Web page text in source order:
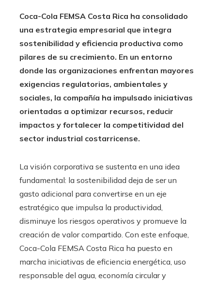
Coca-Cola FEMSA Costa Rica ha consolidado
una estrategia empresarial que integra
sostenibilidad y eficiencia productiva como
pilares de su crecimiento. En un entorno
donde las organizaciones enfrentan mayores
exigencias regulatorias, ambientales y
sociales, la compañía ha impulsado iniciativas
orientadas a optimizar recursos, reducir
impactos y fortalecer la competitividad del
sector industrial costarricense.
La visión corporativa se sustenta en una idea
fundamental: la sostenibilidad deja de ser un
gasto adicional para convertirse en un eje
estratégico que impulsa la productividad,
disminuye los riesgos operativos y promueve la
creación de valor compartido. Con este enfoque,
Coca-Cola FEMSA Costa Rica ha puesto en
marcha iniciativas de eficiencia energética, uso
responsable del agua, economía circular y